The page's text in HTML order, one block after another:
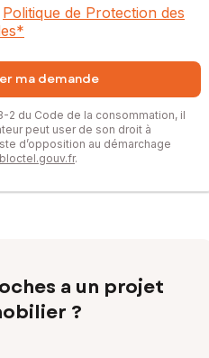
Politique de Protection des
*
ma demande
2 du Code de la consommation, il
peut user de son droit à
d’opposition au démarchage
.
a un projet
?